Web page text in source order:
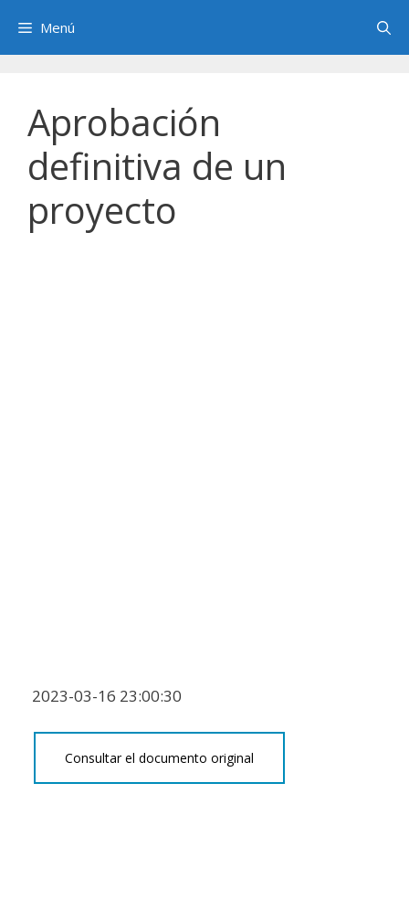
contenido
Menú
Aprobación
definitiva de un
proyecto
2023-03-16 23:00:30
Consultar el documento original